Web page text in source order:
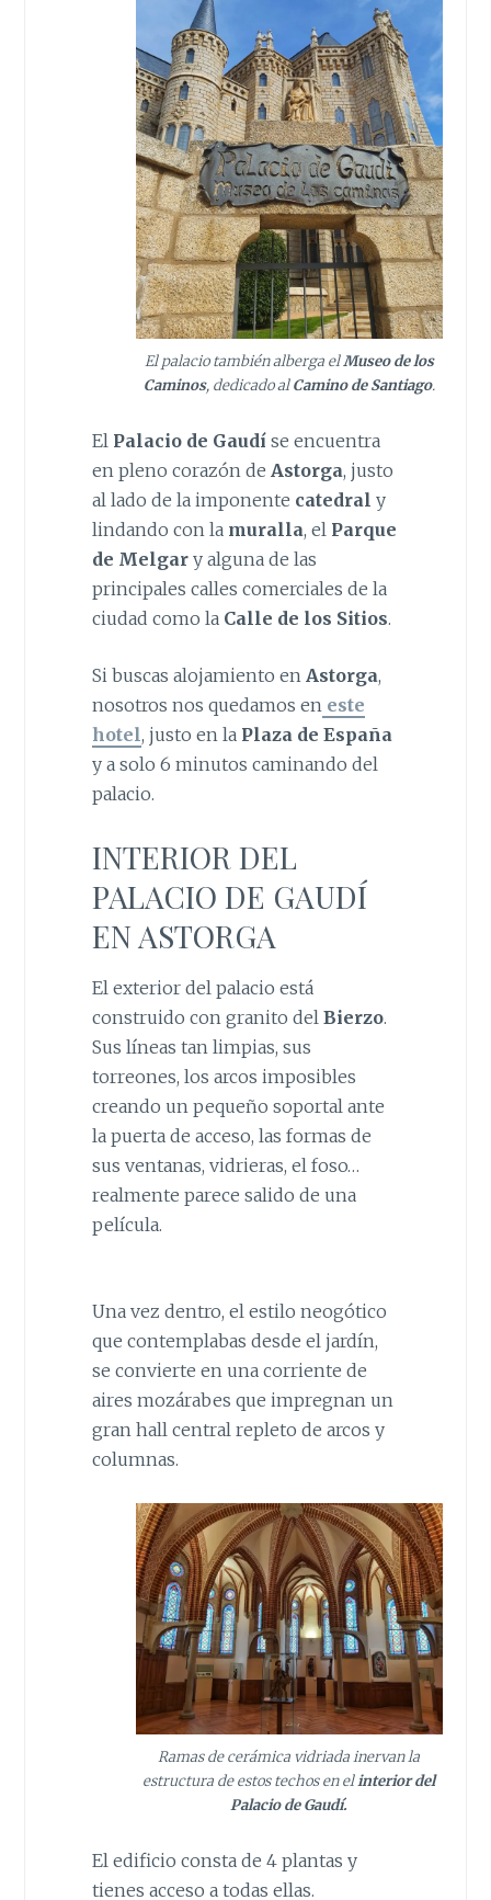
El palacio también alberga elMuseo de los
Caminos, dedicado alCamino de Santiago.
El Palacio de Gaudíse encuentra
en pleno corazón de Astorga, justo
al lado de la imponente catedral y
lindando con la muralla, el Parque
de Melgary alguna de las
principales calles comerciales de la
ciudad como la Calle de los Sitios.
Si buscas alojamiento en Astorga,
nosotros nos quedamos eneste
hotel, justo en la Plaza de España
y a solo 6 minutos caminando del
palacio.
INTERIOR DEL
PALACIO DE GAUDÍ
EN ASTORGA
El exterior del palacio está
construido con granito del Bierzo.
Sus líneas tan limpias, sus
torreones, los arcos imposibles
creando un pequeño soportal ante
la puerta de acceso, las formas de
sus ventanas, vidrieras, el foso…
realmente parece salido de una
película.
Una vez dentro, el estilo neogótico
que contemplabas desde el jardín,
se convierte en una corriente de
aires mozárabes que impregnan un
gran hall central repleto de arcos y
columnas.
Ramas de cerámica vidriada inervan la
estructura de estos techos en elinterior del
Palacio de Gaudí.
El edificio consta de 4 plantas y
tienes acceso a todas ellas.